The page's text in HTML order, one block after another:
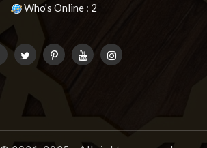
Who's Online : 2